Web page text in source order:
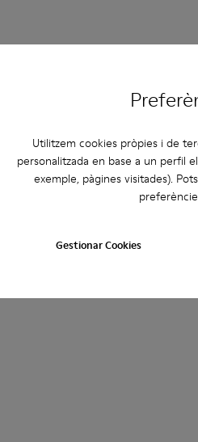
Utilitzem cookies pròpies i de
personalitzada en base a un perfil
exemple, pàgines visitades).
Gestionar Cookies